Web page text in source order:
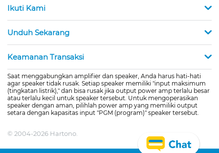
Ikuti Kami
Unduh Sekarang
Keamanan Transaksi
Saat menggabungkan amplifier dan speaker, Anda harus hati-hati
agar speaker tidak rusak. Setiap speaker memiliki "input maksimum
(tingkatan listrik)," dan bisa rusak jika output power amp terlalu besar
atau terlalu kecil untuk speaker tersebut. Untuk mengoperasikan
speaker dengan aman, pilihlah power amp yang memiliki output
setara dengan kapasitas input "PGM (program)" speaker tersebut.
© 2004-2026 Hartono.